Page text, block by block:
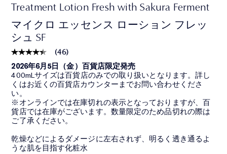
Treatment Lotion Fresh with Sakura Ferment
マイクロ エッセンス ローション フレッ
シュ SF
(46)
2026年6月5日（金）百貨店限定発売
400mLサイズは百貨店のみでの取り扱いとなります。詳し
くはお近くの百貨店カウンターまでお問い合わせくださ
い。
※オンラインでは在庫切れの表示となっておりますが、百
貨店では在庫がございます。数量限定のため品切れの際は
ご了承ください。
乾燥などによるダメージに左右されず、明るく透き通るよ
うな肌を目指す化粧水